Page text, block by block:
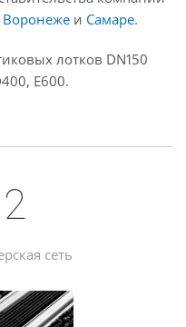
Воронеже и Самаре.
лотков DN150
E600.
сеть